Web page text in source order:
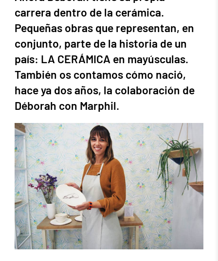
carrera dentro de la cerámica.
Pequeñas obras que representan, en
conjunto, parte de la historia de un
país: LA CERÁMICA en mayúsculas.
También os contamos cómo nació,
hace ya dos años, la colaboración de
Déborah con Marphil.